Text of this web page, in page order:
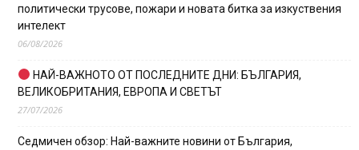
политически трусове, пожари и новата битка за изкуствения
интелект
06/08/2026
НАЙ-ВАЖНОТО ОТ ПОСЛЕДНИТЕ ДНИ: БЪЛГАРИЯ,
ВЕЛИКОБРИТАНИЯ, ЕВРОПА И СВЕТЪТ
27/07/2026
Седмичен обзор: Най-важните новини от България,